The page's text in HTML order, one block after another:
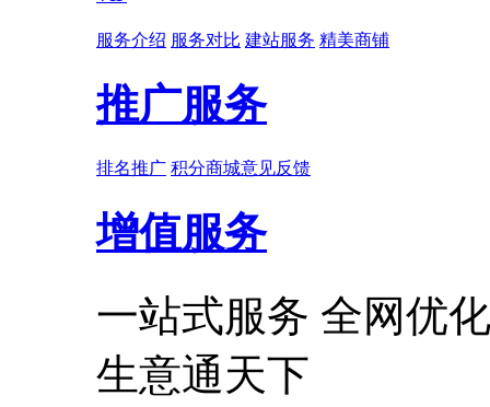
服务介绍 服务对比 建站服务 精美商铺
推广服务
排名推广 积分商城意见反馈
增值服务
一站式服务 全网优
生意通天下